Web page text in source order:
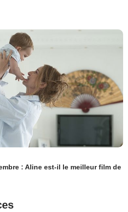
: Aline est-il le meilleur film de